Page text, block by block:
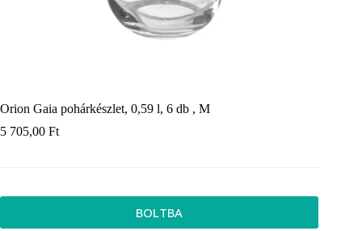
Orion Gaia pohárkészlet, 0,59 l, 6 db , M
5 705,00 Ft
BOLTBA